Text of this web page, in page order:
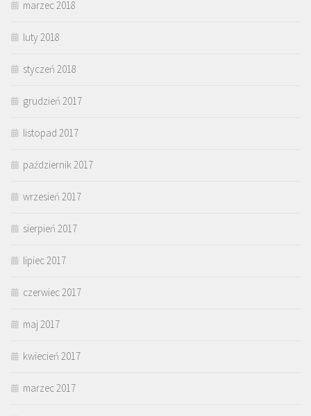
marzec 2018
luty 2018
styczeń 2018
grudzień 2017
listopad 2017
październik 2017
wrzesień 2017
sierpień 2017
lipiec 2017
czerwiec 2017
maj 2017
kwiecień 2017
marzec 2017